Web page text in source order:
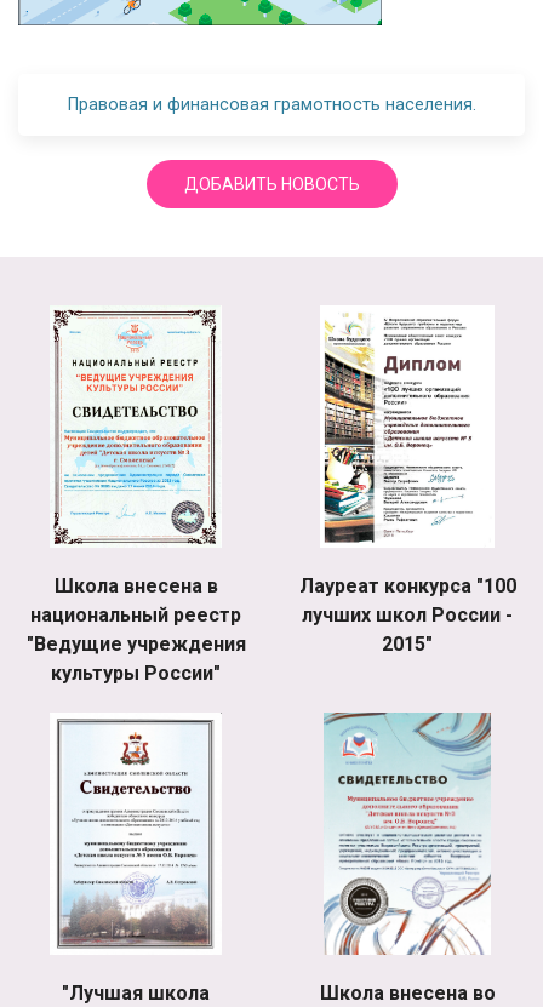
Правовая и финансовая грамотность населения.
ДОБАВИТЬ НОВОСТЬ
Школа внесена в
национальный реестр
"Ведущие учреждения
культуры России"
Лауреат конкурса "100
лучших школ России -
2015"
"Лучшая школа
Школа внесена во